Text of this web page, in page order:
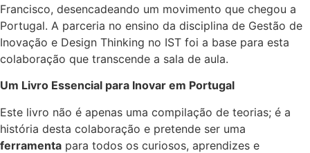
Francisco, desencadeando um movimento que chegou a
Portugal. A parceria no ensino da disciplina de Gestão de
Inovação e Design Thinking no IST foi a base para esta
colaboração que transcende a sala de aula.
Um Livro Essencial para Inovar em Portugal
Este livro não é apenas uma compilação de teorias; é a
história desta colaboração e pretende ser uma
ferramenta para todos os curiosos, aprendizes e